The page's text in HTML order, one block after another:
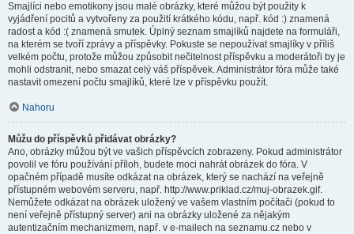
Smajlíci nebo emotikony jsou malé obrázky, které můžou být použity k
vyjádření pocitů a vytvořeny za použití krátkého kódu, např. kód :) znamená
radost a kód :( znamená smutek. Úplný seznam smajlíků najdete na formuláři,
na kterém se tvoří zprávy a příspěvky. Pokuste se nepoužívat smajlíky v příliš
velkém počtu, protože můžou způsobit nečitelnost příspěvku a moderátoři by je
mohli odstranit, nebo smazat celý váš příspěvek. Administrátor fóra může také
nastavit omezení počtu smajlíků, které lze v příspěvku použít.
Nahoru
Můžu do příspěvků přidávat obrázky?
Ano, obrázky můžou být ve vašich příspěvcích zobrazeny. Pokud administrátor
povolil ve fóru používání příloh, budete moci nahrát obrázek do fóra. V
opačném případě musíte odkázat na obrázek, který se nachází na veřejně
přístupném webovém serveru, např. http://www.priklad.cz/muj-obrazek.gif.
Nemůžete odkázat na obrázek uložený ve vašem vlastním počítači (pokud to
není veřejně přístupný server) ani na obrázky uložené za nějakým
autentizačním mechanizmem, např. v e-mailech na seznamu.cz nebo v